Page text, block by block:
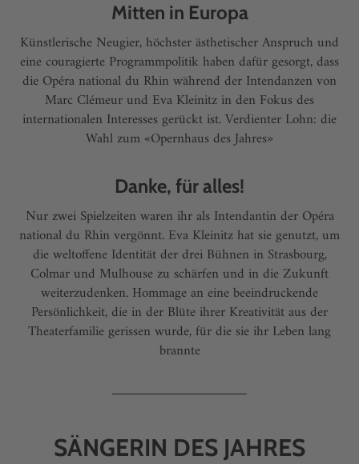
Mitten in Europa
Künstlerische Neugier, höchster ästhetischer Anspruch und
eine couragierte Programmpolitik haben dafür gesorgt, dass
die Opéra national du Rhin während der Intendanzen von
Marc Clémeur und Eva Kleinitz in den Fokus des
internationalen Interesses gerückt ist. Verdienter Lohn: die
Wahl zum «Opernhaus des Jahres»
Danke, für alles!
Nur zwei Spielzeiten waren ihr als Intendantin der Opéra
national du Rhin vergönnt. Eva Kleinitz hat sie genutzt, um
die weltoffene Identität der drei Bühnen in Strasbourg,
Colmar und Mulhouse zu schärfen und in die Zukunft
weiterzudenken. Hommage an eine beeindruckende
Persönlichkeit, die in der Blüte ihrer Kreativität aus der
Theaterfamilie gerissen wurde, für die sie ihr Leben lang
brannte
SÄNGERIN DES JAHRES